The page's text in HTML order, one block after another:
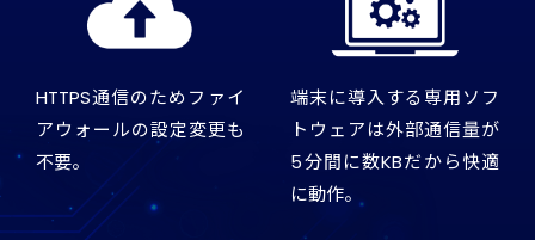
HTTPS通信のためファイ
アウォールの設定変更も
不要。
端末に導入する専用ソフ
トウェアは外部通信量が
5分間に数KBだから快適
に動作。